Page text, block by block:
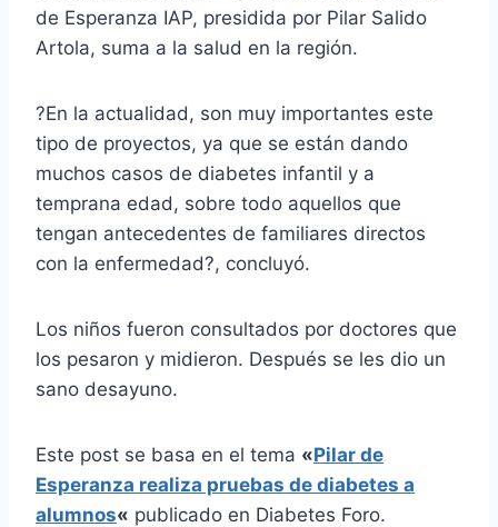
de Esperanza IAP, presidida por Pilar Salido
Artola, suma a la salud en la región.
?En la actualidad, son muy importantes este
tipo de proyectos, ya que se están dando
muchos casos de diabetes infantil y a
temprana edad, sobre todo aquellos que
tengan antecedentes de familiares directos
con la enfermedad?, concluyó.
Los niños fueron consultados por doctores que
los pesaron y midieron. Después se les dio un
sano desayuno.
Este post se basa en el tema «Pilar de
Esperanza realiza pruebas de diabetes a
alumnos« publicado en Diabetes Foro.